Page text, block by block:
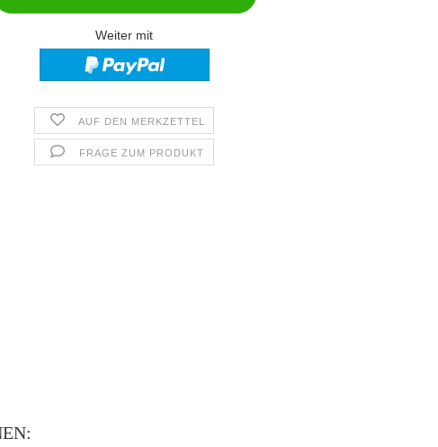
Weiter mit
AUF DEN MERKZETTEL
FRAGE ZUM PRODUKT